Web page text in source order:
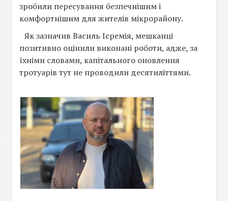
зробили пересування безпечнішим і
комфортнішим для жителів мікрорайону.
Як зазначив Василь Ієремія, мешканці
позитивно оцінили виконані роботи, адже, за
їхніми словами, капітального оновлення
тротуарів тут не проводили десятиліттями.